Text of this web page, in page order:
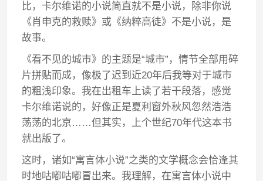
比，卡尔维诺的小说简直就不是小说，除非你说
《肖申克的救赎》或《纳粹高徒》不是小说，是
故事。
《看不见的城市》的主题是“城市”，情节全部用碎
片拼贴而成，像极了迟到近20年后我等对于城市
的粗浅印象。我在出租车上读了若干段落，感觉
卡尔维诺说的，好像正是夏利窗外秋风忽然浩浩
荡荡的北京……但其实，上个世纪70年代这本书
就出版了。
这时，诸如“寓言体小说”之类的文学概念会恰逢其
时地咕嘟咕嘟冒出来。我理解，在寓言体小说中